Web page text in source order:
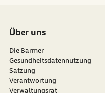
Über uns
Die Barmer
Gesundheitsdatennutzung
Satzung
Verantwortung
Verwaltungsrat